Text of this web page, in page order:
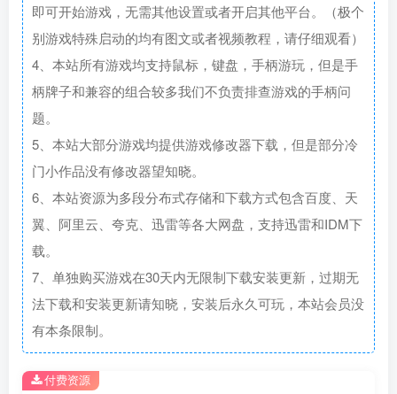
即可开始游戏，无需其他设置或者开启其他平台。（极个
别游戏特殊启动的均有图文或者视频教程，请仔细观看）
4、本站所有游戏均支持鼠标，键盘，手柄游玩，但是手
柄牌子和兼容的组合较多我们不负责排查游戏的手柄问
题。
5、本站大部分游戏均提供游戏修改器下载，但是部分冷
门小作品没有修改器望知晓。
6、本站资源为多段分布式存储和下载方式包含百度、天
翼、阿里云、夸克、迅雷等各大网盘，支持迅雷和IDM下
载。
7、单独购买游戏在30天内无限制下载安装更新，过期无
法下载和安装更新请知晓，安装后永久可玩，本站会员没
有本条限制。
付费资源